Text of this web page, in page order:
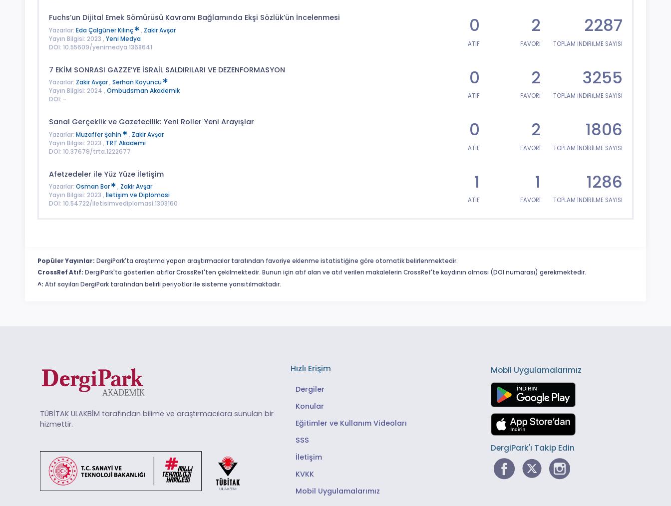
Fuchs’un Dijital Emek Sömürüsü Kavramı Bağlamında Ekşi Sözlük’ün İncelenmesi
Yazarlar: Eda Çalgüner Kılınç , Zakir Avşar
Yayın Bilgisi: 2023 , Yeni Medya
DOI: 10.55609/yenimedya.1368641
0
ATIF
2
FAVORİ
2287
TOPLAM İNDİRİLME SAYISI
7 EKİM SONRASI GAZZE’YE İSRAİL SALDIRILARI VE DEZENFORMASYON
Yazarlar: Zakir Avşar, Serhan Koyuncu
Yayın Bilgisi: 2024 , Ombudsman Akademik
DOI: -
0
ATIF
2
FAVORİ
3255
TOPLAM İNDİRİLME SAYISI
Sanal Gerçeklik ve Gazetecilik: Yeni Roller Yeni Arayışlar
Yazarlar: Muzaffer Şahin , Zakir Avşar
Yayın Bilgisi: 2023 , TRT Akademi
DOI: 10.37679/trta.1222677
0
ATIF
2
FAVORİ
1806
TOPLAM İNDİRİLME SAYISI
Afetzedeler ile Yüz Yüze İletişim
Yazarlar: Osman Bor , Zakir Avşar
Yayın Bilgisi: 2023 , İletişim ve Diplomasi
DOI: 10.54722/iletisimvediplomasi.1303160
1
ATIF
1
FAVORİ
1286
TOPLAM İNDİRİLME SAYISI
Popüler Yayınlar: DergiPark'ta araştırma yapan araştırmacılar tarafından favoriye eklenme istatistiğine göre otomatik belirlenmektedir.
CrossRef Atıf: DergiPark'ta gösterilen atıflar CrossRef'ten çekilmektedir. Bunun için atıf alan ve atıf verilen makalelerin CrossRef'te kaydının olması (DOI numarası) gerekmektedir.
^: Atıf sayıları DergiPark tarafından belirli periyotlar ile sisteme yansıtılmaktadır.
TÜBİTAK ULAKBİM tarafından bilime ve araştırmacılara sunulan bir
hizmettir.
Hızlı Erişim
Dergiler
Konular
Eğitimler ve Kullanım Videoları
SSS
İletişim
KVKK
Mobil Uygulamalarımız
Mobil Uygulamalarımız
DergiPark'ı Takip Edin